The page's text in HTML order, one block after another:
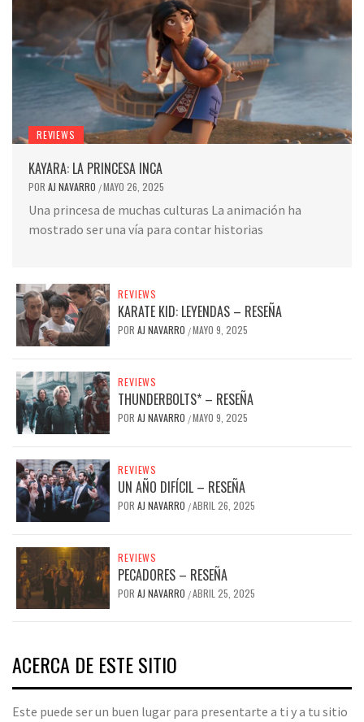
REVIEWS
KAYARA: LA PRINCESA INCA
POR AJ NAVARRO /MAYO 26, 2025
Una princesa de muchas culturas La animación ha
mostrado ser una vía para contar historias
REVIEWS
KARATE KID: LEYENDAS – RESEÑA
POR AJ NAVARRO /MAYO 9, 2025
REVIEWS
THUNDERBOLTS* – RESEÑA
POR AJ NAVARRO /MAYO 9, 2025
REVIEWS
UN AÑO DIFÍCIL – RESEÑA
POR AJ NAVARRO /ABRIL 26, 2025
REVIEWS
PECADORES – RESEÑA
POR AJ NAVARRO /ABRIL 25, 2025
ACERCA DE ESTE SITIO
Este puede ser un buen lugar para presentarte a ti y a tu sitio